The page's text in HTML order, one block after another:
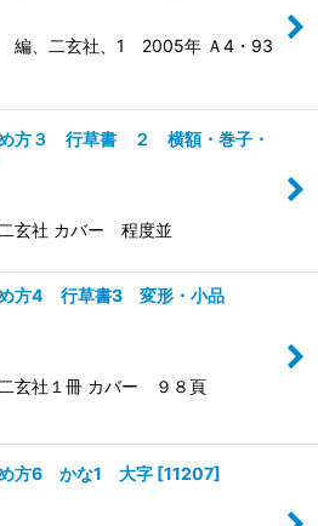
編、二玄社、1 2005年 Ａ4・93
め方３ 行草書 ２ 横額・巻子・
玄社 カバー 程度並
め方4 行草書3 変形・小品
玄社１冊 カバー ９８頁
め方6 かな1 大字 [11207]